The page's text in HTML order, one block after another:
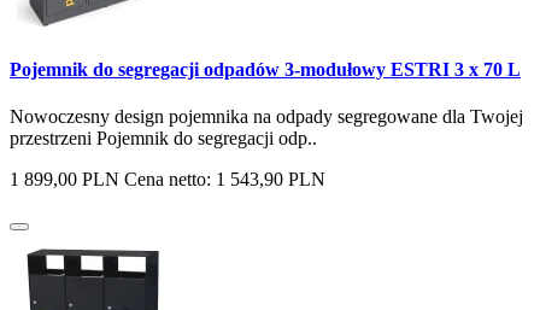
Pojemnik do segregacji odpadów 3-modułowy ESTRI 3 x 70 L
Nowoczesny design pojemnika na odpady segregowane dla Twojej
przestrzeni Pojemnik do segregacji odp..
1 899,00 PLN Cena netto: 1 543,90 PLN